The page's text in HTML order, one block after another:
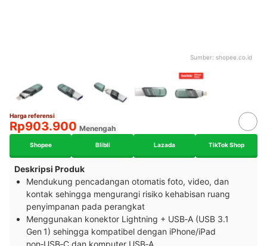
Sumber: shopee.co.id
Harga referensi
Rp903.900 Menengah
Shopee Blibli Lazada TikTok Shop
Deskripsi Produk
Mendukung pencadangan otomatis foto, video, dan
kontak sehingga mengurangi risiko kehabisan ruang
penyimpanan pada perangkat
Menggunakan konektor Lightning + USB‑A (USB 3.1
Gen 1) sehingga kompatibel dengan iPhone/iPad